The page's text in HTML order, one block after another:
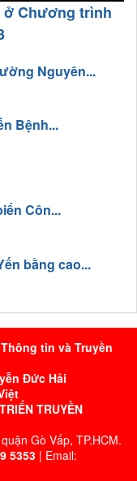
ở Chương trình
Nguyên...
Bệnh...
Côn...
bằng cao...
tin và Truyền
Đức Hải
TRUYỀN
Gò Vấp, TP.HCM.
5353 | Email: